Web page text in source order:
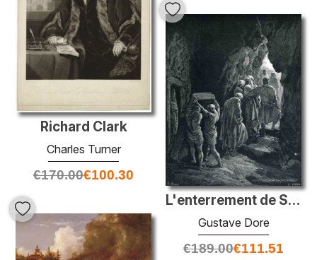
Richard Clark
Charles Turner
€170.00€100.30
L'enterrement de Sarah
Gustave Dore
€189.00€111.51